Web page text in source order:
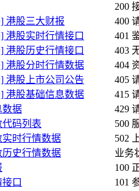
港股三大财报
港股实时行情接口
港股历史行情接口
港股分时行情数据
港股上市公司公告
港股基础信息数据
数据
码列表
时行情数据
史行情数据
口
200
400
401
403
404
405
415
429
500
502
业务
100
101